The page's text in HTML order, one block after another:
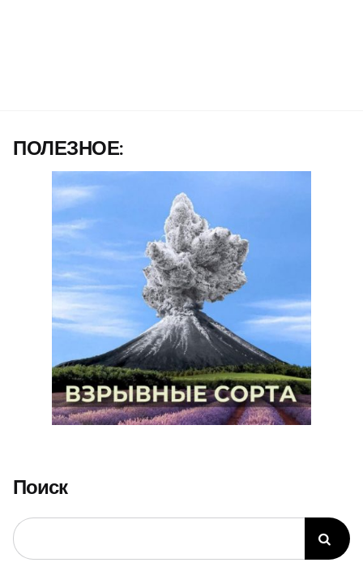
ПОЛЕЗНОЕ:
Поиск